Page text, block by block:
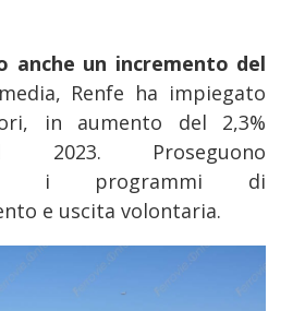
anche un incremento del
Renfe ha impiegato
in aumento del 2,3%
Proseguono
i programmi di
e uscita volontaria.